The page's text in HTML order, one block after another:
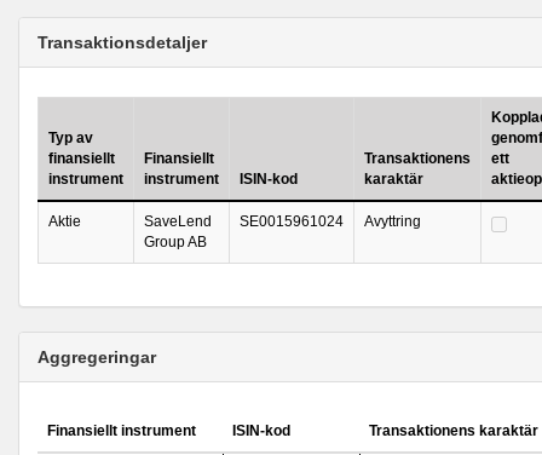
Transaktionsdetaljer
Typ av
finansiellt
instrument
Finansiellt
instrument
ISIN-kod
Transaktionens
karaktär
ett
Aktie
SaveLend
Group AB
SE0015961024 Avyttring
Aggregeringar
Finansiellt instrument ISIN-kod Transaktionens karaktär